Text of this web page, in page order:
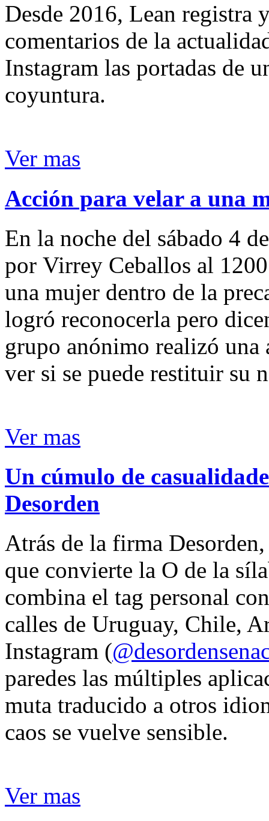
Desde 2016, Lean registra
comentarios de la
Instagram las portadas de
coyuntura.
Ver mas
Acción para velar a una
En la noche del sábado 4
por Virrey Ceballos al
una mujer dentro de la
logró reconocerla pero
grupo anónimo realizó
ver si se puede restituir su
Ver mas
Un cúmulo de
Desorden
Atrás de la firma
que convierte la O de la
combina el tag personal
calles de Uruguay, Chile,
Instagram (
paredes las múltiples
muta traducido a otros
caos se vuelve sensible.
Ver mas